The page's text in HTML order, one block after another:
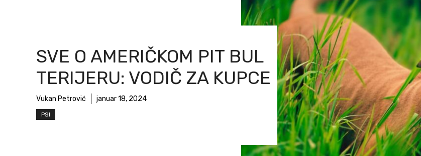
SVE O AMERIČKOM PIT BUL
TERIJERU: VODIČ ZA KUPCE
Vukan Petrović januar 18, 2024
PSI